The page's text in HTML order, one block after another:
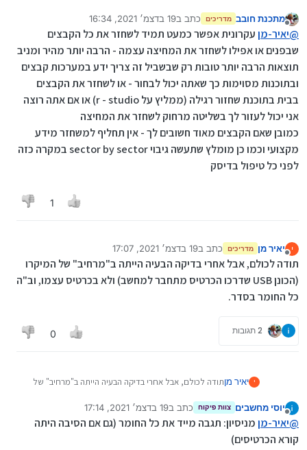
מתכנת חובב מדריכים כתב ב19 בדצמ׳ 2021, 16:34
נערך לאחרונה על ידי
@יאיר-מןעקרונית אפשר כמעט תמיד לשחזר את כל הקבצים
שבפנים או אפילו לשחזר את המחיצה עצמה - הרבה יותר מהיר ומניב
תוצאות הרבה יותר טובות רק שבשביל זה צריך ידע במערכות קבצים
ובתוכנות מסוימות כך שאתה יכול לבחור - או לשחזר את הקבצים
בבית בתוכנת שחזור רגילה (ממליץ על r - studio) או אם אתה רוצה
אני יכול לעזור לך בשליטה מרחוק לשחזר את המחיצה
כמובן שאם הקבצים מאוד חשובים לך - אין תחליף למשחזר מידע
מקצועי וכמו כן מומלץ שתעשה גיבוי sector by sector במקרה כזה
לפני כל טיפול בדיסק
1
י
מנותק
יאיר מן מדריכים כתב ב19 בדצמ׳ 2021, 17:07
נערך לאחרונה על ידי
תודה לכולם, אבל אחרי בדיקה הבעיה הייתה ב"מרחיב" של המיקרו
(הכונן USB שדרכו הכרטיס מתחבר למחשב) ולא בכרטיס עצמו, וב"ה
כל החומר בסדר.
2 תגובות 0
י יאיר מןתודה לכולם, אבל אחרי בדיקה הבעיה הייתה ב"מרחיב" של
בכרטיס עצמו, וב"ה כל החומר בסדר.
יוסי מחשבים צוות פיקוח כתב ב19 בדצמ׳ 2021, 17:14
נערך לאחרונה על ידי
@יאיר-מןמניסיון: תגבה מייד את כל החומר (גם אם הסיבה היתה
קורא הכרטיסים)